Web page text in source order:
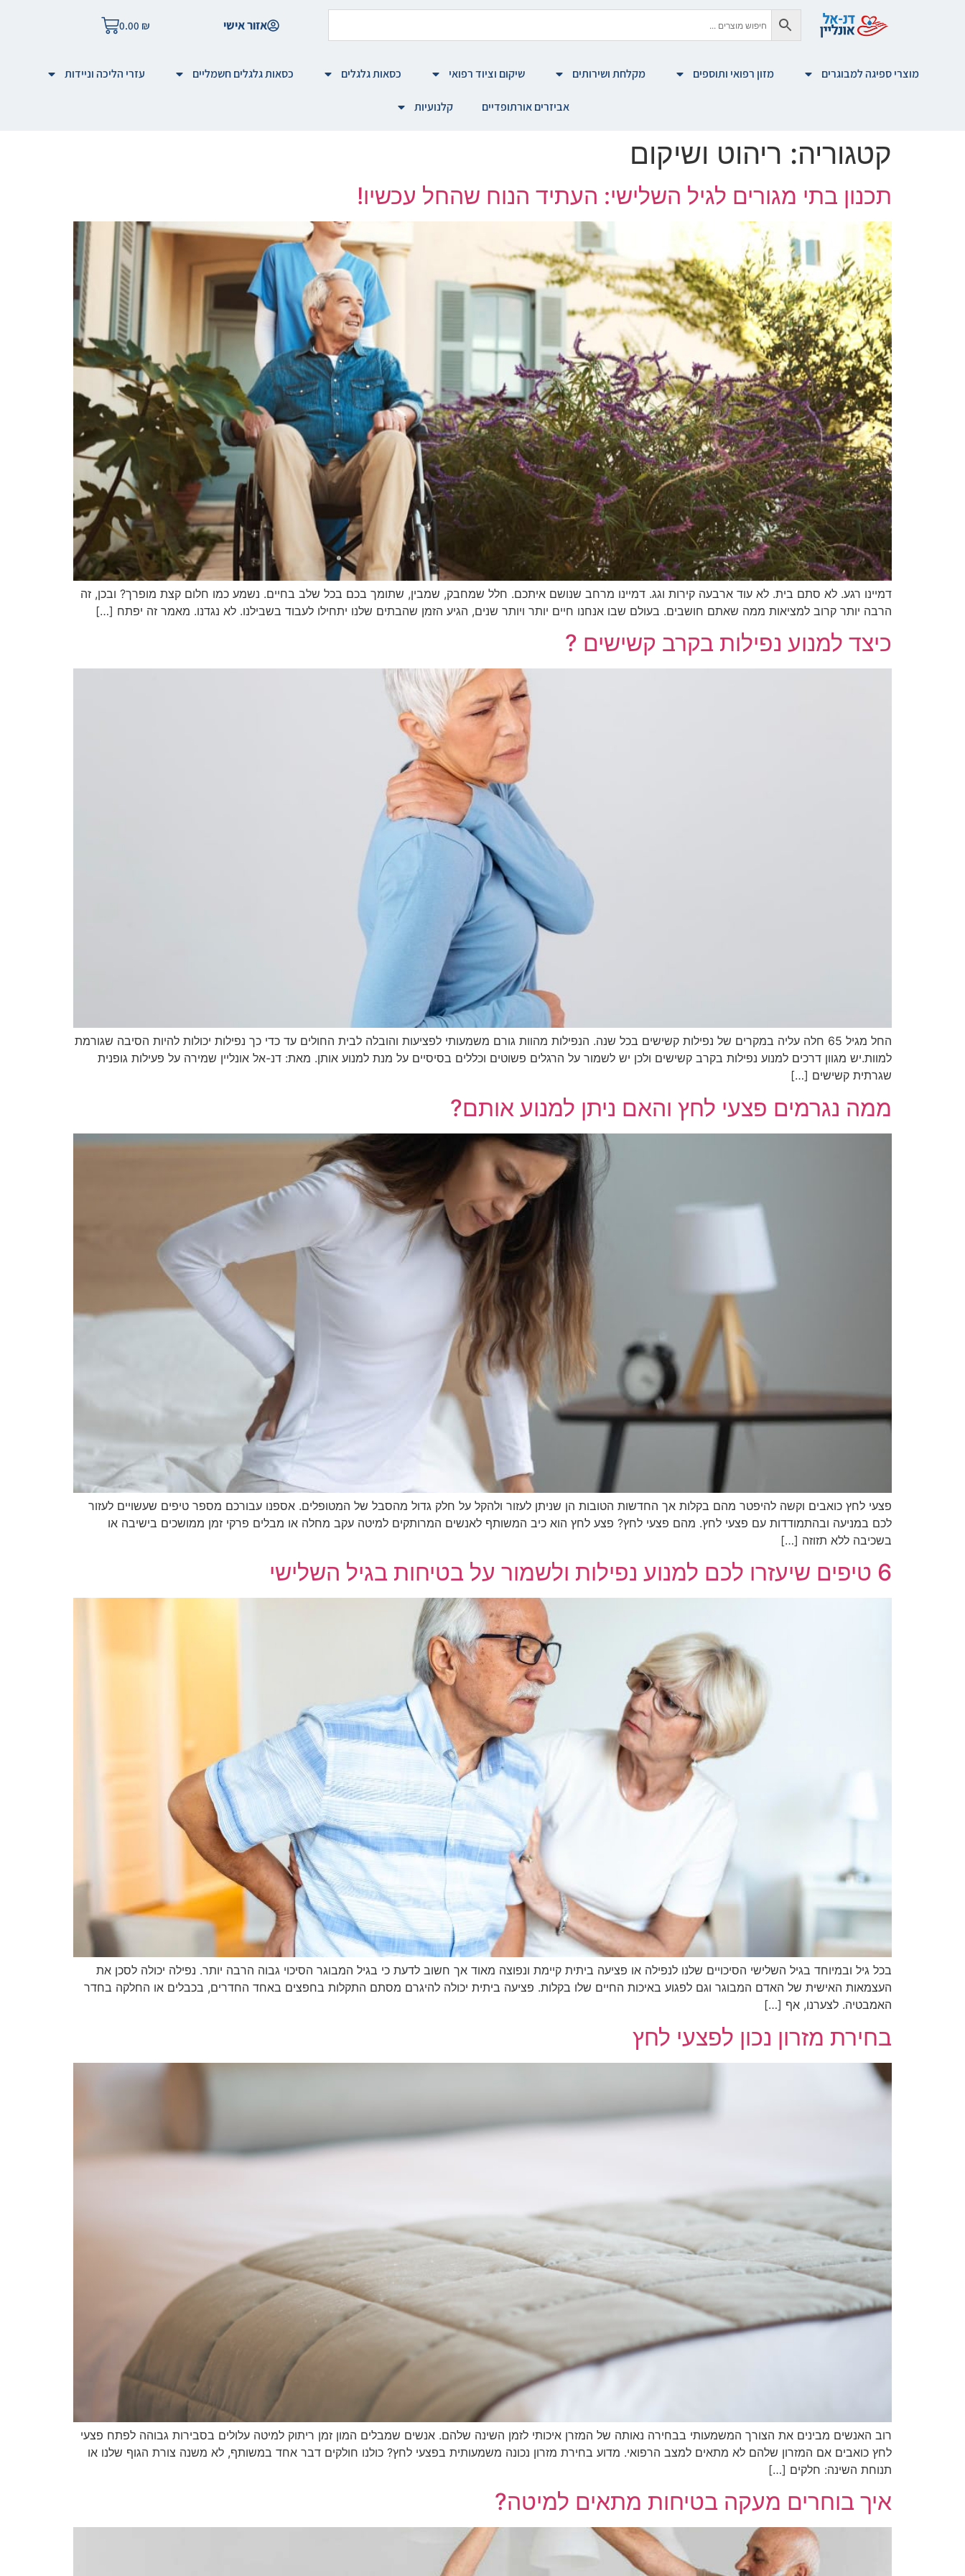
אזור אישי 0.00 ₪
מוצרי ספיגה למבוגרים מזון רפואי ותוספים מקלחת ושירותים שיקום וציוד רפואי כסאות גלגלים כסאות גלגלים חשמליים עזרי הליכה וניידות
אביזרים אורתופדיים קלנועיות
קטגוריה: ריהוט ושיקום
תכנון בתי מגורים לגיל השלישי: העתיד הנוח שהחל עכשיו!
דמיינו רגע. לא סתם בית. לא עוד ארבעה קירות וגג. דמיינו מרחב שנושם איתכם. חלל שמחבק, שמבין, שתומך בכם בכל שלב בחיים. נשמע כמו חלום קצת מופרך? ובכן, זה
הרבה יותר קרוב למציאות ממה שאתם חושבים. בעולם שבו אנחנו חיים יותר ויותר שנים, הגיע הזמן שהבתים שלנו יתחילו לעבוד בשבילנו. לא נגדנו. מאמר זה יפתח […]
כיצד למנוע נפילות בקרב קשישים ?
החל מגיל 65 חלה עליה במקרים של נפילות קשישים בכל שנה. הנפילות מהוות גורם משמעותי לפציעות והובלה לבית החולים עד כדי כך נפילות יכולות להיות הסיבה שגורמת
למוות.יש מגוון דרכים למנוע נפילות בקרב קשישים ולכן יש לשמור על הרגלים פשוטים וכללים בסיסיים על מנת למנוע אותן. מאת: דנ-אל אונליין שמירה על פעילות גופנית
שגרתית קשישים […]
ממה נגרמים פצעי לחץ והאם ניתן למנוע אותם?
פצעי לחץ כואבים וקשה להיפטר מהם בקלות אך החדשות הטובות הן שניתן לעזור ולהקל על חלק גדול מהסבל של המטופלים. אספנו עבורכם מספר טיפים שעשויים לעזור
לכם במניעה ובהתמודדות עם פצעי לחץ. מהם פצעי לחץ? פצע לחץ הוא כיב המשותף לאנשים המרותקים למיטה עקב מחלה או מבלים פרקי זמן ממושכים בישיבה או
בשכיבה ללא תזוזה […]
6 טיפים שיעזרו לכם למנוע נפילות ולשמור על בטיחות בגיל השלישי
בכל גיל ובמיוחד בגיל השלישי הסיכויים שלנו לנפילה או פציעה ביתית קיימת ונפוצה מאוד אך חשוב לדעת כי בגיל המבוגר הסיכוי גבוה הרבה יותר. נפילה יכולה לסכן את
העצמאות האישית של האדם המבוגר וגם לפגוע באיכות החיים שלו בקלות. פציעה ביתית יכולה להיגרם מסתם התקלות בחפצים באחד החדרים, בכבלים או החלקה בחדר
האמבטיה. לצערנו, אף […]
בחירת מזרון נכון לפצעי לחץ
רוב האנשים מבינים את הצורך המשמעותי בבחירה נאותה של המזרן איכותי לזמן השינה שלהם. אנשים שמבלים המון זמן ריתוק למיטה עלולים בסבירות גבוהה לפתח פצעי
לחץ כואבים אם המזרון שלהם לא מתאים למצב הרפואי. מדוע בחירת מזרון נכונה משמעותית בפצעי לחץ? כולנו חולקים דבר אחד במשותף, לא משנה צורת הגוף שלנו או
תנוחת השינה: חלקים […]
איך בוחרים מעקה בטיחות מתאים למיטה?